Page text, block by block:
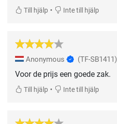
Till hjälp • Inte till hjälp
Anonymous (TF-SB1411)
Voor de prijs een goede zak.
Till hjälp • Inte till hjälp